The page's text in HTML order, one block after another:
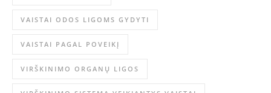
VAISTAI ODOS LIGOMS GYDYTI
VAISTAI PAGAL POVEIKĮ
VIRŠKINIMO ORGANŲ LIGOS